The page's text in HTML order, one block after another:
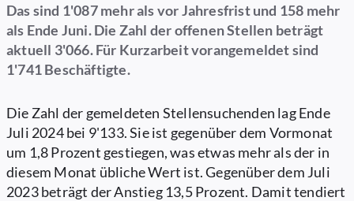
Das sind 1'087 mehr als vor Jahresfrist und 158 mehr
als Ende Juni. Die Zahl der offenen Stellen beträgt
aktuell 3'066. Für Kurzarbeit vorangemeldet sind
1'741 Beschäftigte.
Die Zahl der gemeldeten Stellensuchenden lag Ende
Juli 2024 bei 9'133. Sie ist gegenüber dem Vormonat
um 1,8 Prozent gestiegen, was etwas mehr als der in
diesem Monat übliche Wert ist. Gegenüber dem Juli
2023 beträgt der Anstieg 13,5 Prozent. Damit tendiert